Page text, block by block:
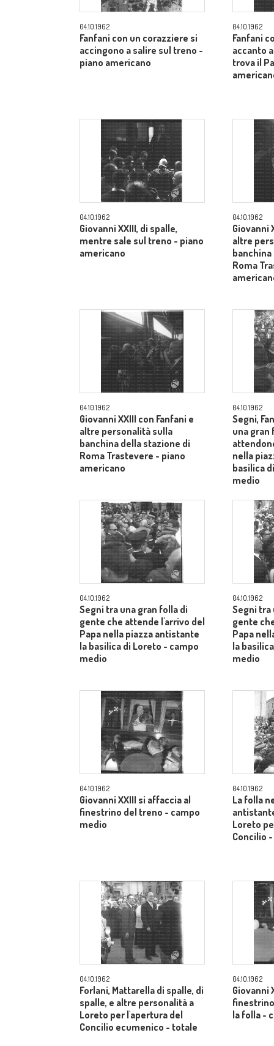
04.10.1962
Fanfani con un corazziere si
accingono a salire sul treno -
piano americano
04.10.1962
Fanfani
accanto
trova il
04.10.1962
Giovanni XXIII, di spalle,
mentre sale sul treno - piano
americano
04.10.1962
Giovanni
altre
Roma
04.10.1962
Giovanni XXIII con Fanfani e
altre personalità sulla
banchina della stazione di
Roma Trastevere - piano
americano
04.10.1962
Segni,
una gran
nella
basilica
medio
04.10.1962
Segni tra una gran folla di
gente che attende l'arrivo del
Papa nella piazza antistante
la basilica di Loreto - campo
medio
04.10.1962
Segni tra
gente
Papa
la
medio
04.10.1962
Giovanni XXIII si affaccia al
finestrino del treno - campo
medio
04.10.1962
La folla
Loreto
Concilio
04.10.1962
Forlani, Mattarella di spalle, di
spalle, e altre personalità a
Loreto per l'apertura del
Concilio ecumenico - totale
04.10.1962
Giovanni
la folla -